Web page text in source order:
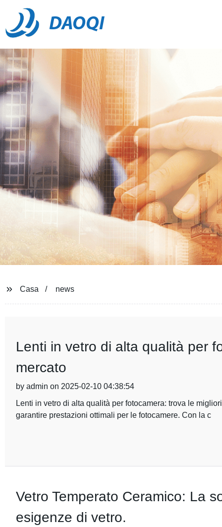
DAOQI
Casa news
Lenti in vetro di alta qualità per
mercato
by admin on 2025-02-10 04:38:54
Lenti in vetro di alta qualità per fotocamera: trova le
garantire prestazioni ottimali per le fotocamere. Con la c
Vetro Temperato Ceramico: La
esigenze di vetro.